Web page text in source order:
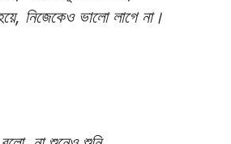
নিজেকেও ভালো লাগে না।